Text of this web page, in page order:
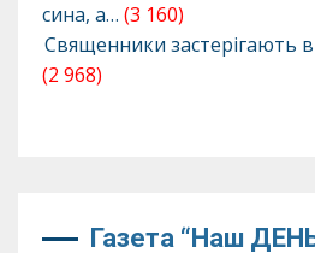
сина, а… (3 160)
Священники застерігають
(2 968)
Газета “Наш